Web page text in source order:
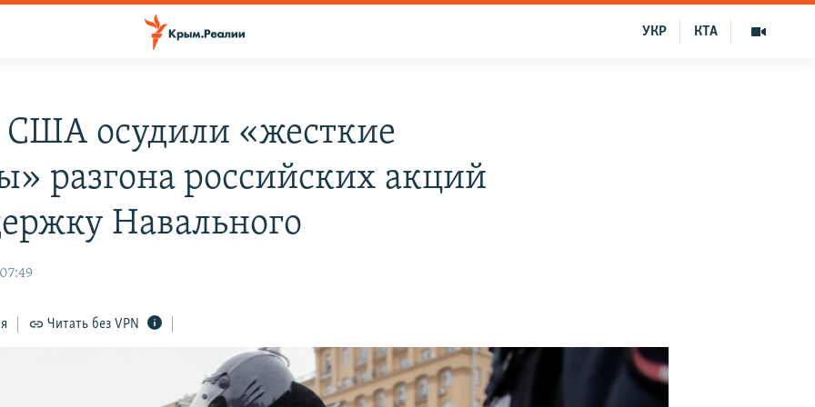
КТА
УКР
США осудили «жесткие
разгона российских акций
Навального
Читать без VPN